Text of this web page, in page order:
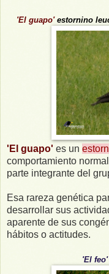
'El guapo'estornino
'El guapo' es un
comportamiento
parte integrante del
Esa rareza genética
desarrollar sus
aparente de sus
hábitos o actitudes.
'El feo'